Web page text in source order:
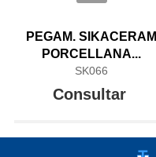
PEGAM. SIKACERAM
PORCELLANA...
SK066
Consultar